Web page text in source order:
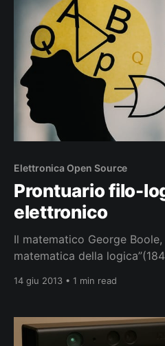
che
Elettronica Open Source
Prontuario filo-
elettronico
Il matematico George Boole,
matematica della
importanti risultati: da un
Combinatoria,1666) di
calcolo, dall’
14 giu 2013 • 1 min read